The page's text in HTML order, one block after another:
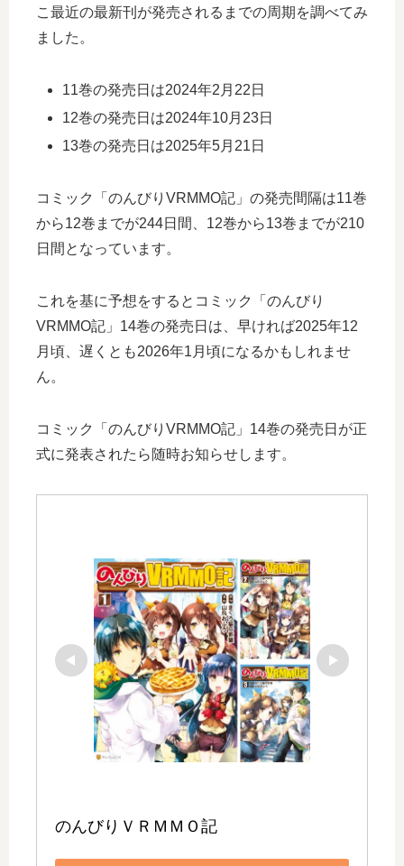
こ最近の最新刊が発売されるまでの周期を調べてみ
ました。
11巻の発売日は2024年2月22日
12巻の発売日は2024年10月23日
13巻の発売日は2025年5月21日
コミック「のんびりVRMMO記」の発売間隔は11巻
から12巻までが244日間、12巻から13巻までが210
日間となっています。
これを基に予想をするとコミック「のんびり
VRMMO記」14巻の発売日は、早ければ2025年12
月頃、遅くとも2026年1月頃になるかもしれませ
ん。
コミック「のんびりVRMMO記」14巻の発売日が正
式に発表されたら随時お知らせします。
のんびりＶＲＭＭＯ記